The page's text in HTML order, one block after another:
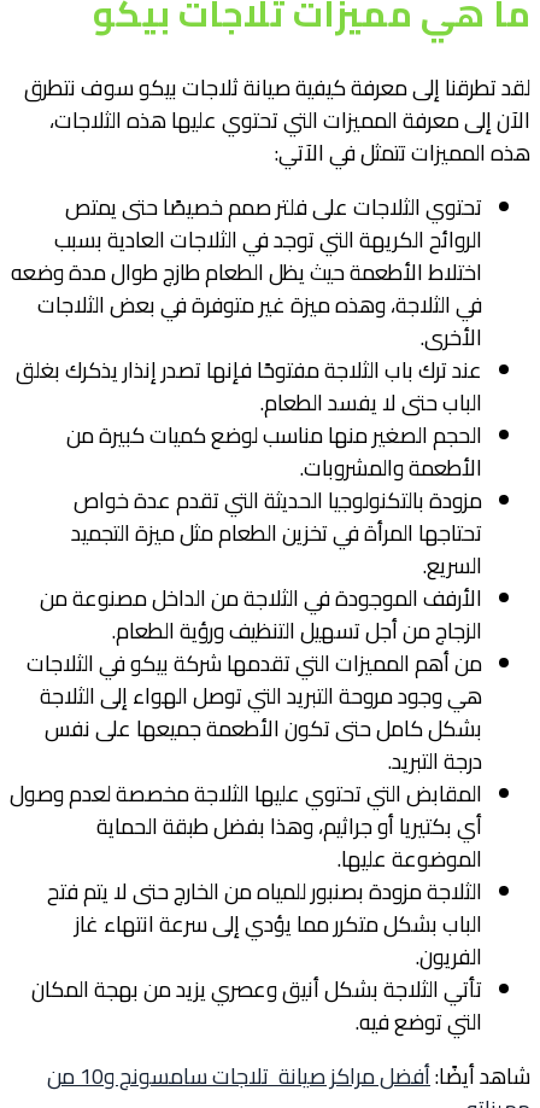
لقد تطرقنا إلى معرفة كيفية صيانة ثلاجات بيكو سوف نتطرق
الآن إلى معرفة المميزات التي تحتوي عليها هذه الثلاجات،
هذه المميزات تتمثل في الآتي:
تحتوي الثلاجات على فلتر صمم خصيصًا حتى يمتص
الروائح الكريهة التي توجد في الثلاجات العادية بسبب
اختلاط الأطعمة حيث يظل الطعام طازج طوال مدة وضعه
في الثلاجة، وهذه ميزة غير متوفرة في بعض الثلاجات
الأخرى.
عند ترك باب الثلاجة مفتوحًا فإنها تصدر إنذار يذكرك بغلق
الباب حتى لا يفسد الطعام.
الحجم الصغير منها مناسب لوضع كميات كبيرة من
الأطعمة والمشروبات.
مزودة بالتكنولوجيا الحديثة التي تقدم عدة خواص
تحتاجها المرأة في تخزين الطعام مثل ميزة التجميد
السريع.
الأرفف الموجودة في الثلاجة من الداخل مصنوعة من
الزجاج من أجل تسهيل التنظيف ورؤية الطعام.
من أهم المميزات التي تقدمها شركة بيكو في الثلاجات
هي وجود مروحة التبريد التي توصل الهواء إلى الثلاجة
بشكل كامل حتى تكون الأطعمة جميعها على نفس
درجة التبريد.
المقابض التي تحتوي عليها الثلاجة مخصصة لعدم وصول
أي بكتيريا أو جراثيم، وهذا بفضل طبقة الحماية
الموضوعة عليها.
الثلاجة مزودة بصنبور للمياه من الخارج حتى لا يتم فتح
الباب بشكل متكرر مما يؤدي إلى سرعة انتهاء غاز
الفريون.
تأتي الثلاجة بشكل أنيق وعصري يزيد من بهجة المكان
التي توضع فيه.
شاهد أيضًا:
أفضل مراكز صيانة تلاجات سامسونج و10 من